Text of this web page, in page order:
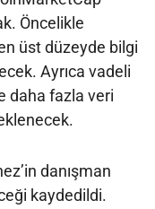
Öncelikle
üst düzeyde bilgi
Ayrıca vadeli
daha fazla veri
danışman
kaydedildi.